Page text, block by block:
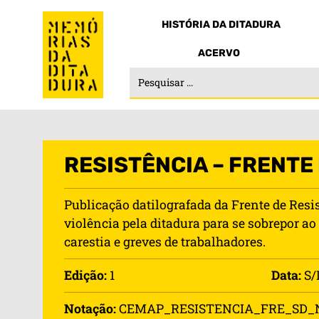
HISTÓRIA DA DITADURA
ACERVO
RESISTÊNCIA –
Publicação datilografada da Frente de
violência pela ditadura para se sobrepor
carestia e greves de trabalhadores.
Edição: 1 Data: S/
Notação: